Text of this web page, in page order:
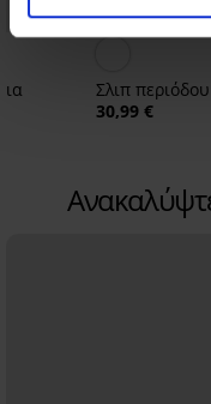
3+1 ΔΩΡΕΑΝ
Σλιπ
30,99 €